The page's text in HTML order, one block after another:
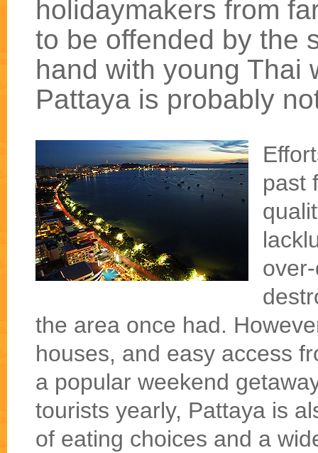
holidaymakers from
to be offended by the
hand with young Thai
Pattaya is probably
past
the area once had.
houses, and easy access
a popular weekend
tourists yearly, Pattaya is
of eating choices and a